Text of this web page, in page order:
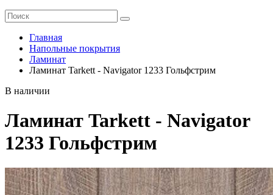
Главная
Напольные покрытия
Ламинат
Ламинат Tarkett - Navigator 1233 Гольфстрим
В наличии
Ламинат Tarkett - Navigator
1233 Гольфстрим